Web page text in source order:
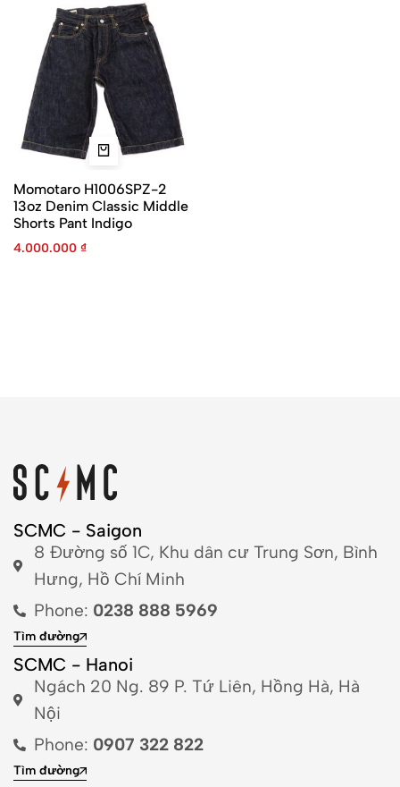
Momotaro H1006SPZ-2
13oz Denim Classic Middle
Shorts Pant Indigo
4.000.000 ₫
SCMC - Saigon
8 Đường số 1C, Khu dân cư Trung Sơn, Bình
Hưng, Hồ Chí Minh
Phone: 0238 888 5969
Tìm đường
SCMC - Hanoi
Ngách 20 Ng. 89 P. Tứ Liên, Hồng Hà, Hà
Nội
Phone: 0907 322 822
Tìm đường